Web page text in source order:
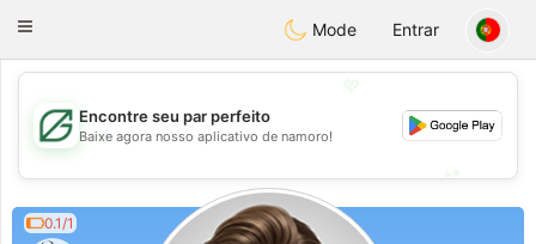
Dating
Toggle
Mode Entrar
💖
💕
Encontre seu par perfeito
Baixe agora nosso aplicativo de namoro!
0.1/1